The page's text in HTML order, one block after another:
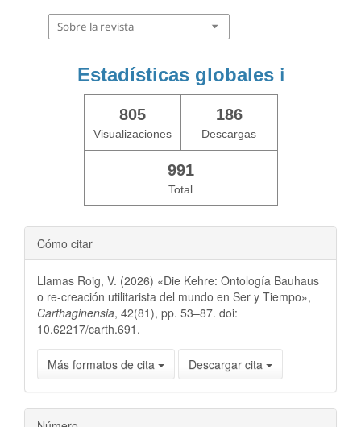
Sobre la revista
Estadísticas globales ℹ️
805
Visualizaciones
186
Descargas
991
Total
Cómo citar
Llamas Roig, V. (2026) «Die Kehre: Ontología Bauhaus
o re-creación utilitarista del mundo en Ser y Tiempo»,
Carthaginensia, 42(81), pp. 53–87. doi:
10.62217/carth.691.
Más formatos de cita Descargar cita